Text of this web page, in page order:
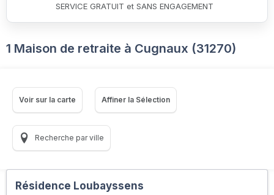
SERVICE GRATUIT et SANS ENGAGEMENT
1 Maison de retraite à Cugnaux (31270)
Voir sur la carte Affiner la Sélection
Recherche par ville
Résidence Loubayssens